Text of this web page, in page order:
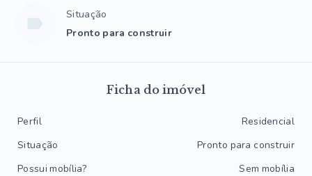
Situação
Pronto para construir
Ficha do imóvel
Perfil
Residencial
Situação
Pronto para construir
Possui mobília?
Sem mobília